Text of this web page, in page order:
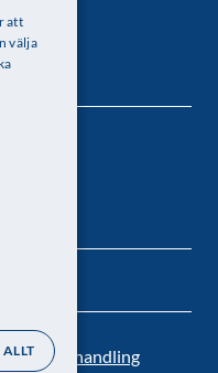
4A
att
välja